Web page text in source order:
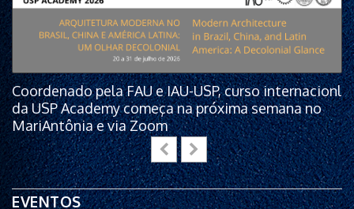
Coordenado pela FAU e IAU-USP, curso internacionl
da USP Academy começa na próxima semana no
MariAntônia e via Zoom
EVENTOS